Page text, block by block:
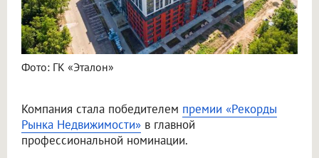
Фото: ГК «Эталон»
Компания стала победителем премии «Рекорды
Рынка Недвижимости» в главной
профессиональной номинации.